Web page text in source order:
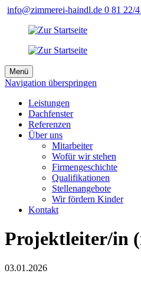
info@zimmerei-haindl.de 0 81 22/
Menü
Navigation überspringen
Leistungen
Dachfenster
Referenzen
Über uns
Mitarbeiter
Wofür wir stehen
Firmengeschichte
Qualifikationen
Stellenangebote
Wir fördern Kinder
Kontakt
Projektleiter/in
03.01.2026